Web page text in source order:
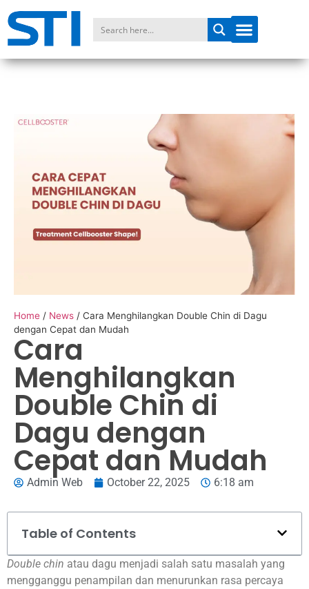
Home / News / Cara Menghilangkan Double Chin di Dagu
dengan Cepat dan Mudah
Cara
Menghilangkan
Double Chin di
Dagu dengan
Cepat dan Mudah
Admin Web October 22, 2025 6:18 am
Table of Contents
Double chin atau dagu menjadi salah satu masalah yang
mengganggu penampilan dan menurunkan rasa percaya